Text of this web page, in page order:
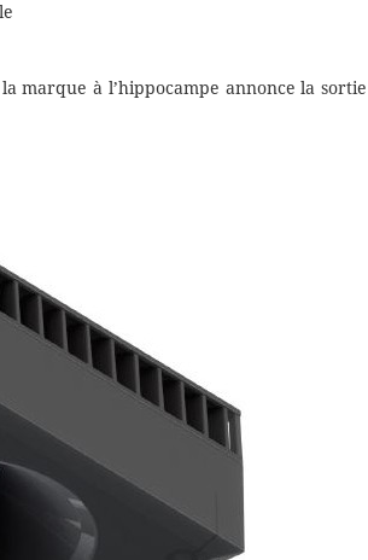
marque à l’hippocampe annonce la sortie